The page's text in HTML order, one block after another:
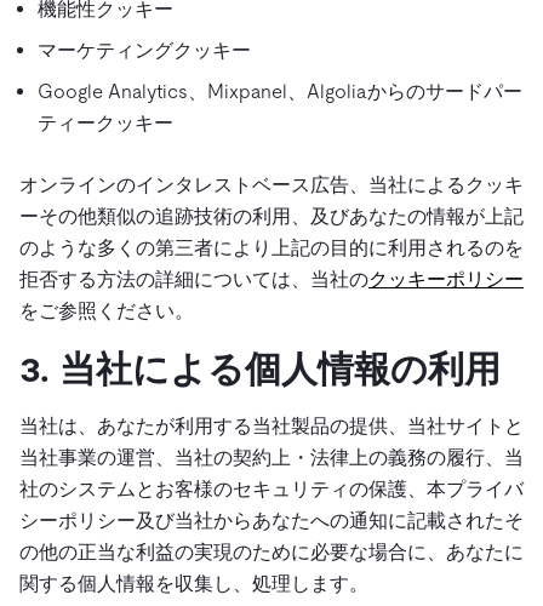
機能性クッキー
マーケティングクッキー
Google Analytics、Mixpanel、Algoliaからのサードパー
ティークッキー
オンラインのインタレストベース広告、当社によるクッキ
ーその他類似の追跡技術の利用、及びあなたの情報が上記
のような多くの第三者により上記の目的に利用されるのを
拒否する方法の詳細については、当社のクッキーポリシー
をご参照ください。
3. 当社による個人情報の利用
当社は、あなたが利用する当社製品の提供、当社サイトと
当社事業の運営、当社の契約上・法律上の義務の履行、当
社のシステムとお客様のセキュリティの保護、本プライバ
シーポリシー及び当社からあなたへの通知に記載されたそ
の他の正当な利益の実現のために必要な場合に、あなたに
関する個人情報を収集し、処理します。